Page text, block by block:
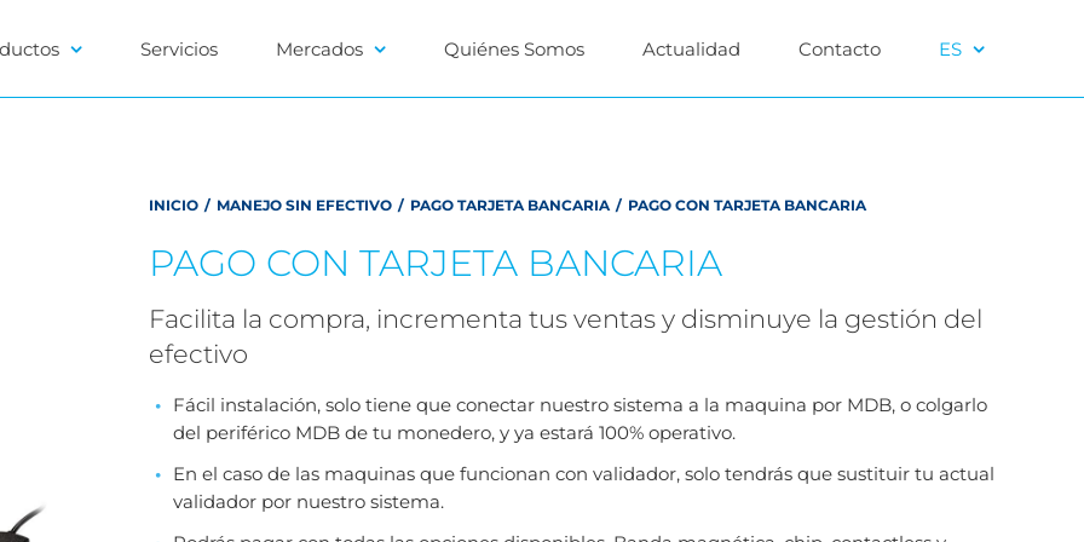
Servicios Mercados Quiénes Somos Actualidad Contacto ES
INICIO / MANEJO SIN EFECTIVO / PAGO TARJETA BANCARIA / PAGO CON TARJETA BANCARIA
PAGO CON TARJETA BANCARIA
Facilita la compra, incrementa tus ventas y disminuye la gestión del
efectivo
Fácil instalación, solo tiene que conectar nuestro sistema a la maquina por MDB, o colgarlo
del periférico MDB de tu monedero, y ya estará 100% operativo.
En el caso de las maquinas que funcionan con validador, solo tendrás que sustituir tu actual
validador por nuestro sistema.